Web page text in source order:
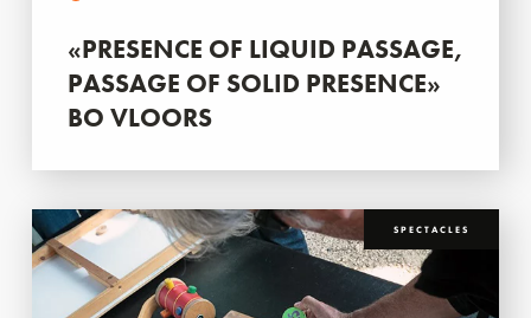
«PRESENCE OF LIQUID PASSAGE,
PASSAGE OF SOLID PRESENCE»
BO VLOORS
SPECTACLES